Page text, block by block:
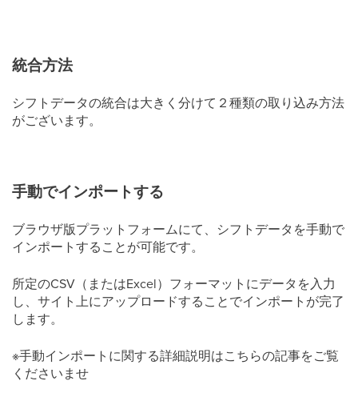
統合方法
シフトデータの統合は大きく分けて２種類の取り込み方法
がございます。
手動でインポートする
ブラウザ版プラットフォームにて、シフトデータを手動で
インポートすることが可能です。
所定のCSV（またはExcel）フォーマットにデータを入力
し、サイト上にアップロードすることでインポートが完了
します。
※手動インポートに関する詳細説明はこちらの記事をご覧
くださいませ